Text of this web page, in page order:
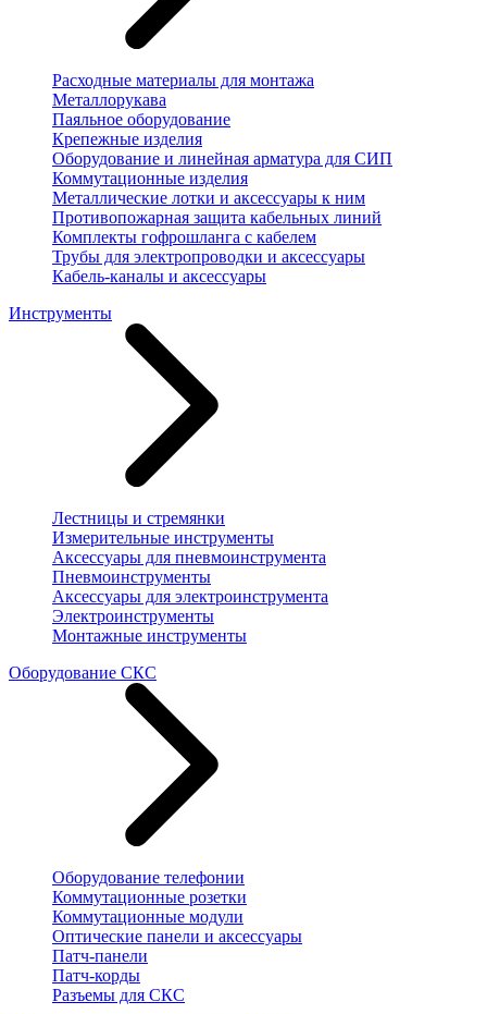
Расходные материалы для монтажа
Металлорукава
Паяльное оборудование
Крепежные изделия
Оборудование и линейная арматура для СИП
Коммутационные изделия
Металлические лотки и аксессуары к ним
Противопожарная защита кабельных линий
Комплекты гофрошланга с кабелем
Трубы для электропроводки и аксессуары
Кабель-каналы и аксессуары
Инструменты
Лестницы и стремянки
Измерительные инструменты
Аксессуары для пневмоинструмента
Пневмоинструменты
Аксессуары для электроинструмента
Электроинструменты
Монтажные инструменты
Оборудование СКС
Оборудование телефонии
Коммутационные розетки
Коммутационные модули
Оптические панели и аксессуары
Патч-панели
Патч-корды
Разъемы для СКС